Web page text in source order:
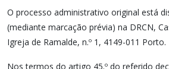
O processo administrativo original está
(mediante marcação prévia) na DRCN,
Igreja de Ramalde, n.º 1, 4149-011 Porto.
Nos termos do artigo 45.º do referido